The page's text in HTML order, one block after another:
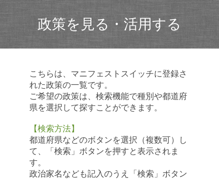
政策を見る・活用する
こちらは、マニフェストスイッチに登録さ
れた政策の一覧です。
ご希望の政策は、検索機能で種別や都道府
県を選択して探すことができます。
【検索方法】
都道府県などのボタンを選択（複数可）し
て、「検索」ボタンを押すと表示されま
す。
政治家名なども記入のうえ「検索」ボタン